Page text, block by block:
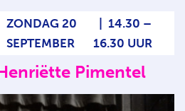
ZONDAG 20
SEPTEMBER
14.30 –
16.30 UUR
Pimentel